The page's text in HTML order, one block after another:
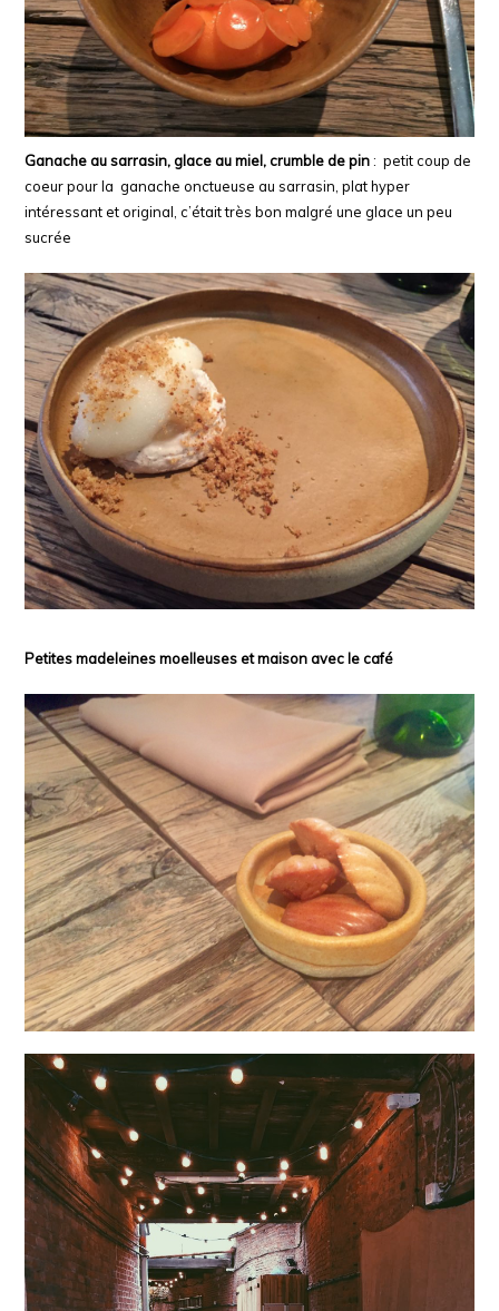
Ganache au sarrasin, glace au miel, crumble de pin: petit coup de
coeur pour la ganache onctueuse au sarrasin, plat hyper
intéressant et original, c’était très bon malgré une glace un peu
sucrée
Petites madeleines moelleuses et maison avec le café